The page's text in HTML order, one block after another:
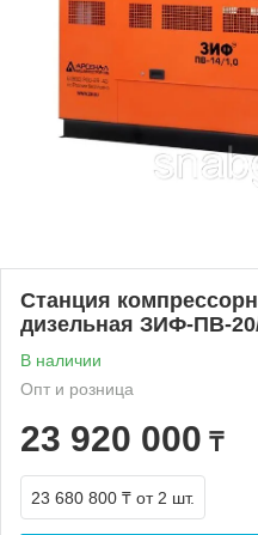
Станция
дизельная ЗИФ-ПВ-
В наличии
Опт и розница
23 920 000 ₸
23 680 800 ₸ от 2 шт.